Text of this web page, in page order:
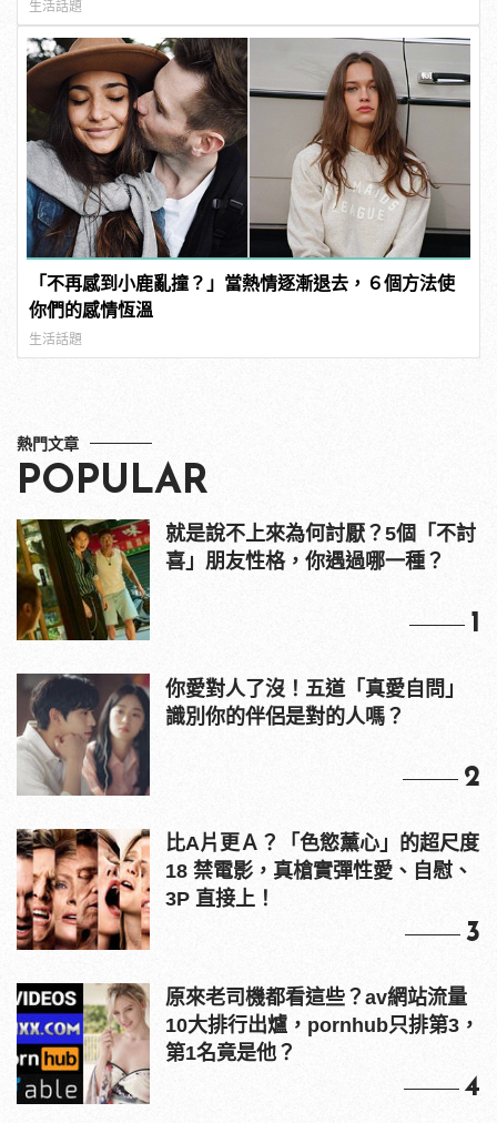
生活話題
「不再感到小鹿亂撞？」當熱情逐漸退去，６個方法使
你們的感情恆溫
生活話題
熱門文章
POPULAR
就是說不上來為何討厭？5個「不討
喜」朋友性格，你遇過哪一種？
1
你愛對人了沒！五道「真愛自問」
識別你的伴侶是對的人嗎？
2
比A片更Ａ？「色慾薰心」的超尺度
18 禁電影，真槍實彈性愛、自慰、
3P 直接上！
3
原來老司機都看這些？av網站流量
10大排行出爐，pornhub只排第3，
第1名竟是他？
4